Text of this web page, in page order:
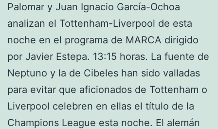
Palomar y Juan Ignacio García-Ochoa
analizan el Tottenham-Liverpool de esta
noche en el programa de MARCA dirigido
por Javier Estepa. 13:15 horas. La fuente de
Neptuno y la de Cibeles han sido valladas
para evitar que aficionados de Tottenham o
Liverpool celebren en ellas el título de la
Champions League esta noche. El alemán